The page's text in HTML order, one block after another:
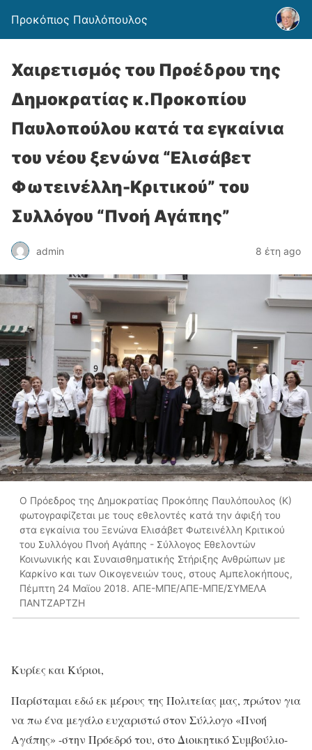
Προκόπιος Παυλόπουλος
Χαιρετισμός του Προέδρου της
Δημοκρατίας κ.Προκοπίου
Παυλοπούλου κατά τα εγκαίνια
του νέου ξενώνα “Ελισάβετ
Φωτεινέλλη-Κριτικού” του
Συλλόγου “Πνοή Αγάπης”
admin 8 έτη ago
Ο Πρόεδρος της Δημοκρατίας Προκόπης Παυλόπουλος (Κ)
φωτογραφίζεται με τους εθελοντές κατά την άφιξή του
στα εγκαίνια του Ξενώνα Ελισάβετ Φωτεινέλλη Κριτικού
του Συλλόγου Πνοή Αγάπης - Σύλλογος Εθελοντών
Κοινωνικής και Συναισθηματικής Στήριξης Ανθρώπων με
Καρκίνο και των Οικογενειών τους, στους Αμπελοκήπους,
Πέμπτη 24 Μαϊου 2018. ΑΠΕ-ΜΠΕ/ΑΠΕ-ΜΠΕ/ΣΥΜΕΛΑ
ΠΑΝΤΖΑΡΤΖΗ
Κυρίες και Κύριοι,
Παρίσταμαι εδώ εκ μέρους της Πολιτείας μας, πρώτον για
να πω ένα μεγάλο ευχαριστώ στον Σύλλογο «Πνοή
Αγάπης» -στην Πρόεδρό του, στο Διοικητικό Συμβούλιο-